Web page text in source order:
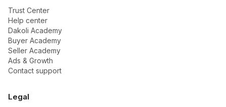
Trust Center
Help center
Dakoli Academy
Buyer Academy
Seller Academy
Ads & Growth
Contact support
Legal